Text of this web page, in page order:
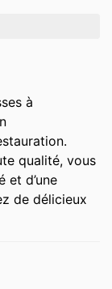
à
qualité, vous
et d’une
de délicieux